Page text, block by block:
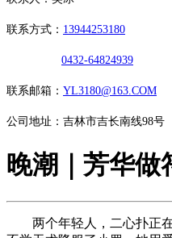
联系方式： 13944253180
0432-64824939
联系邮箱： YL3180@163.COM
公司地址：吉林市吉长南线98号
晚潮｜芳华做
两个年轻人，二心扑正在